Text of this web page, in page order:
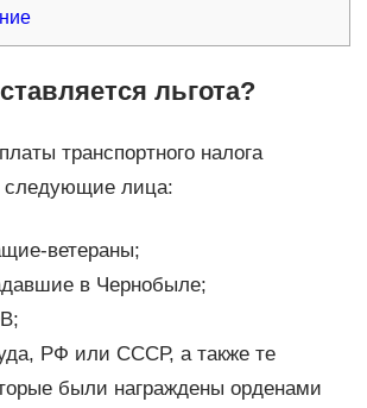
льгота?
транспортного налога
следующие лица:
ветераны;
в Чернобыле;
РФ или СССР, а также те
были награждены орденами